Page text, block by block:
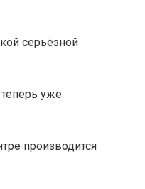
серьёзной
уже
производится